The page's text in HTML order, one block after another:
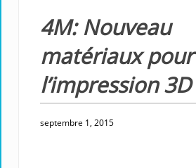
4M: Nouveau
matériaux pour
l’impression 3D
septembre 1, 2015